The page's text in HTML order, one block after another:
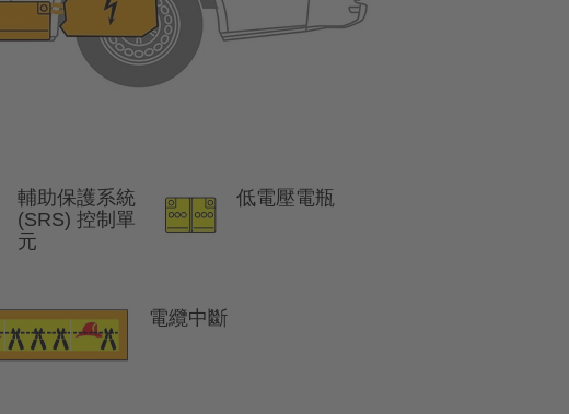
輔助保護系統
(SRS) 控制單
元
低電壓電瓶
電纜中斷